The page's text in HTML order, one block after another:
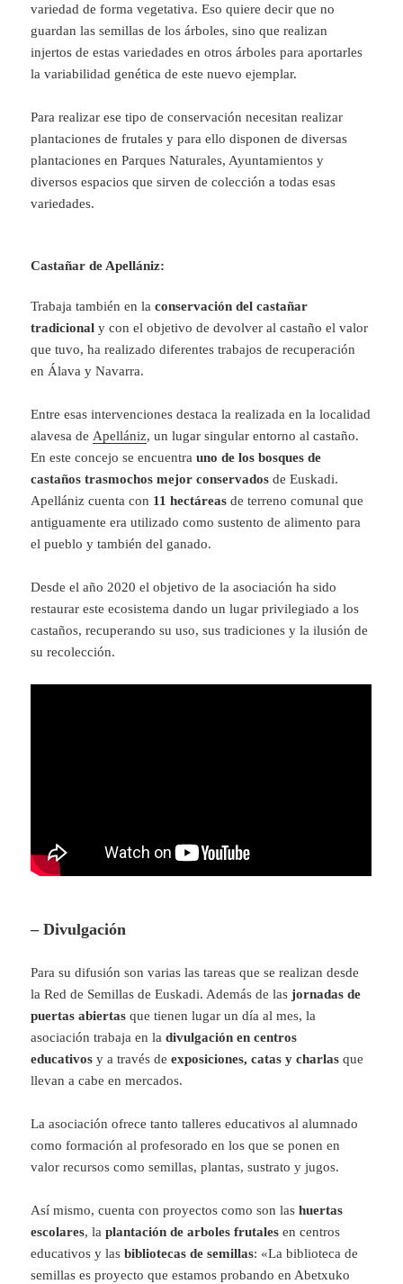
variedad de forma vegetativa. Eso quiere decir que no
guardan las semillas de los árboles, sino que realizan
injertos de estas variedades en otros árboles para aportarles
la variabilidad genética de este nuevo ejemplar.
Para realizar ese tipo de conservación necesitan realizar
plantaciones de frutales y para ello disponen de diversas
plantaciones en Parques Naturales, Ayuntamientos y
diversos espacios que sirven de colección a todas esas
variedades.
Castañar de Apellániz:
Trabaja también en laconservación del castañar
tradicional y con el objetivo de devolver al castaño el valor
que tuvo, ha realizado diferentes trabajos de recuperación
en Álava y Navarra.
Entre esas intervenciones destaca la realizada en la localidad
alavesa de Apellániz, un lugar singular entorno al castaño.
En este concejo se encuentrauno de los bosques de
castaños trasmochos mejor conservados de Euskadi.
Apellániz cuenta con 11 hectáreas de terreno comunal que
antiguamente era utilizado como sustento de alimento para
el pueblo y también del ganado.
Desde el año 2020 el objetivo de la asociación ha sido
restaurar este ecosistema dando un lugar privilegiado a los
castaños, recuperando su uso, sus tradiciones y la ilusión de
su recolección.
– Divulgación
Para su difusión son varias las tareas que se realizan desde
la Red de Semillas de Euskadi. Además de lasjornadas de
puertas abiertas que tienen lugar un día al mes, la
asociación trabaja en ladivulgación en centros
educativos y a través deexposiciones, catas y charlas que
llevan a cabe en mercados.
La asociación ofrece tanto talleres educativos al alumnado
como formación al profesorado en los que se ponen en
valor recursos como semillas, plantas, sustrato y jugos.
Así mismo, cuenta con proyectos como son lashuertas
escolares, laplantación de arboles frutales en centros
educativos y lasbibliotecas de semillas: «La biblioteca de
semillas es proyecto que estamos probando en Abetxuko